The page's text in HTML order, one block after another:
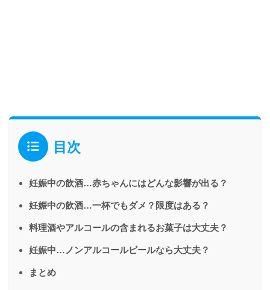
目次
妊娠中の飲酒…赤ちゃんにはどんな影響が出る？
妊娠中の飲酒…一杯でもダメ？限度はある？
料理酒やアルコールの含まれるお菓子は大丈夫？
妊娠中…ノンアルコールビールなら大丈夫？
まとめ